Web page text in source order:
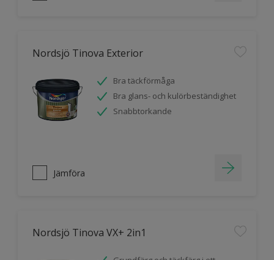
Nordsjö Tinova Exterior
Bra täckförmåga
Bra glans- och kulörbeständighet
Snabbtorkande
Jämföra
Nordsjö Tinova VX+ 2in1